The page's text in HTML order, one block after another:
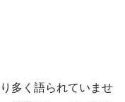
多く語られていませ